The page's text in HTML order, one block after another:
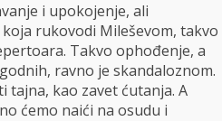
i upokojenje, ali
rukovodi Mileševom, takvo
Takvo ophođenje, a
ravno je skandaloznom.
tajna, kao zavet ćutanja. A
ćemo naići na osudu i